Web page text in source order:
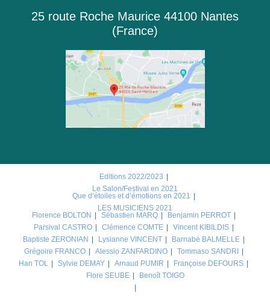
25 route Roche Maurice 44100 Nantes
(France)
Editions 2022/2023
Le Salon/Festival en 2021
Que d’étoiles et d’émotions en 2021
LES MUSICIENS 2021
Florence BOLTON
Sébastien MARQ
Benjamin PERROT
Parsival CASTRO
Clémence COMTE
Vincent KIBILDIS
Baptiste ZERONIAN
Lysianne VINCENT
Barnabé BALMELLE
Grégoire FRANCO
Alessio ZANFARDINO
Tommaso SANDRI
Han TOL
Sylvie DEMAY Arnaud PUMIR
Françoise DEFOURS
Flore SEUBE
Benoît TOIGO